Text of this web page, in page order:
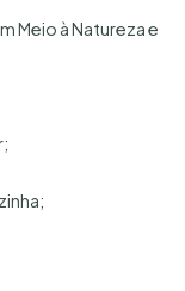
Meio à Natureza e